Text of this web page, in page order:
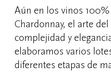
Aún en los vinos
Chardonnay, el arte
complejidad y
elaboramos varios
diferentes etapas de